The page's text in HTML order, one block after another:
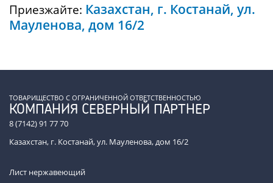
Приезжайте: Казахстан, г. Костанай, ул.
Мауленова, дом 16/2
ТОВАРИЩЕСТВО С ОГРАНИЧЕННОЙ ОТВЕТСТВЕННОСТЬЮ
КОМПАНИЯ СЕВЕРНЫЙ ПАРТНЕР
8 (7142) 91 77 70
Казахстан, г. Костанай, ул. Мауленова, дом 16/2
Лист нержавеющий